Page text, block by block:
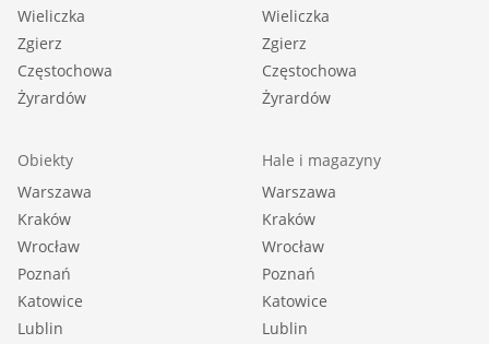
Wieliczka
Zgierz
Częstochowa
Żyrardów
Wieliczka
Zgierz
Częstochowa
Żyrardów
Obiekty
Warszawa
Kraków
Wrocław
Poznań
Katowice
Lublin
Hale i magazyny
Warszawa
Kraków
Wrocław
Poznań
Katowice
Lublin